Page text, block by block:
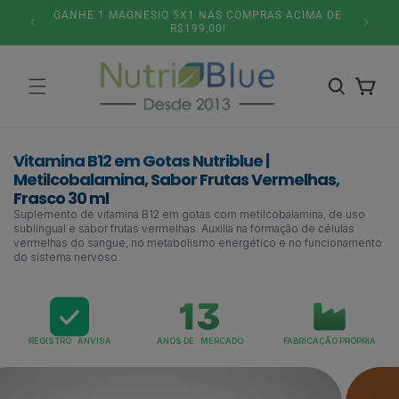
para o5% DESCONTO NO PIX OU PARCELAMENTO 6X SEM
JUROS!
Carrinho
Vitamina B12 em Gotas Nutriblue |
Metilcobalamina, Sabor Frutas Vermelhas,
Frasco 30 ml
Suplemento de vitamina B12 em gotas com metilcobalamina, de uso
sublingual e sabor frutas vermelhas. Auxilia na formação de células
vermelhas do sangue, no metabolismo energético e no funcionamento
do sistema nervoso.
REGISTRO ANVISA ANOS DE MERCADO FABRICAÇÃO PRÓPRIA